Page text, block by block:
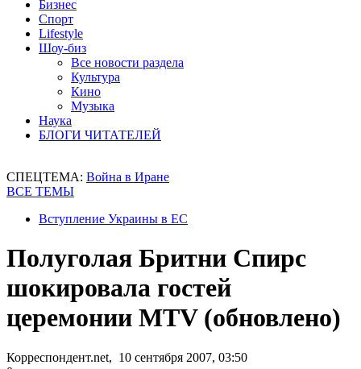
Бизнес
Спорт
Lifestyle
Шоу-биз
Все новости раздела
Культура
Кино
Музыка
Наука
БЛОГИ ЧИТАТЕЛЕЙ
СПЕЦТЕМА: Война в Иране
ВСЕ ТЕМЫ
Вступление Украины в ЕС
Полуголая Бритни Спирс
шокировала гостей
церемонии MTV (обновлено)
Корреспондент.net, 10 сентября 2007, 03:50